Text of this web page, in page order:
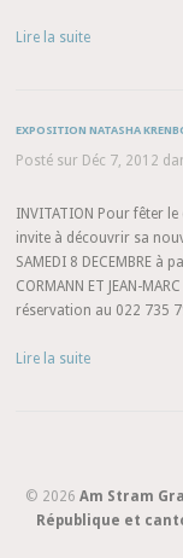
Lire la suite
EXPOSITION NATASHA
Posté sur Déc 7, 2012
INVITATION Pour fêter
invite à découvrir sa
SAMEDI 8 DECEMBRE à
CORMANN ET JEAN-
réservation au 022 735
Lire la suite
© 2026 Am Stram
République et